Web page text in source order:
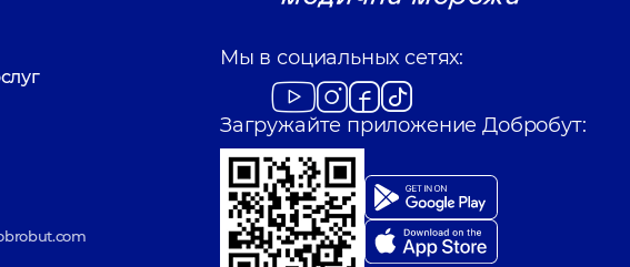
Мы в социальных сетях:
Загружайте приложение Добробут: